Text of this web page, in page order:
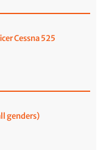
Cessna 525
genders)